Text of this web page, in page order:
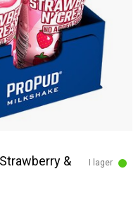
&
I lager